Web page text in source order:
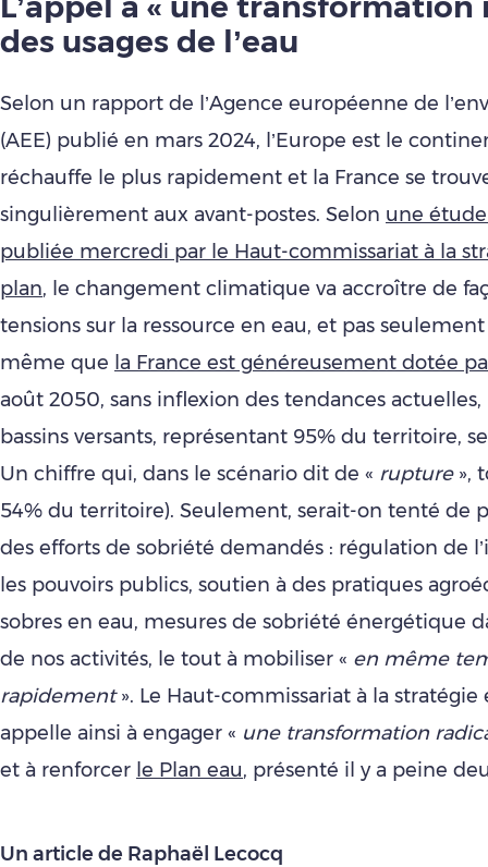
des usages de l’eau
Selon un rapport de l’Agence européenne de
(AEE) publié en mars 2024, l’Europe est le
réchauffe le plus rapidement et la France se
singulièrement aux avant-postes. Selon une
publiée mercredi par le Haut-commissariat à la
plan, le changement climatique va accroître de
tensions sur la ressource en eau, et pas
même que la France est généreusement dotée
août 2050, sans inflexion des tendances actuelles,
bassins versants, représentant 95% du territoire,
Un chiffre qui, dans le scénario dit de « rupture»,
54% du territoire). Seulement, serait-on tenté de
des efforts de sobriété demandés : régulation de
les pouvoirs publics, soutien à des pratiques
sobres en eau, mesures de sobriété énergétique
de nos activités, le tout à mobiliser « en même
rapidement». Le Haut-commissariat à la stratégie
appelle ainsi à engager « une transformation
et à renforcer le Plan eau, présenté il y a peine
Un article de Raphaël Lecocq